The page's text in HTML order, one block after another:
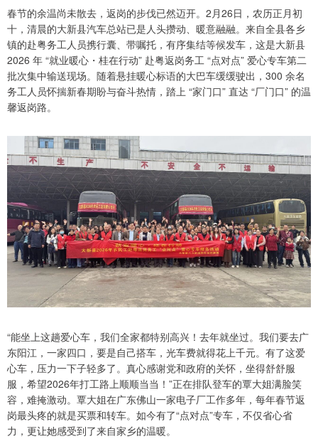
春节的余温尚未散去，返岗的步伐已然迈开。2月26日，农历正月初
十，清晨的大新县汽车总站已是人头攒动、暖意融融。来自全县各乡
镇的赴粤务工人员携行囊、带嘱托，有序集结等候发车，这是大新县
2026 年 “就业暖心・桂在行动” 赴粤返岗务工 “点对点” 爱心专车第二
批次集中输送现场。随着悬挂暖心标语的大巴车缓缓驶出，300 余名
务工人员怀揣新春期盼与奋斗热情，踏上 “家门口” 直达 “厂门口” 的温
馨返岗路。
“能坐上这趟爱心车，我们全家都特别高兴！去年就坐过。我们要去广
东阳江，一家四口，要是自己搭车，光车费就得花上千元。有了这爱
心车，压力一下子轻多了。真心感谢党和政府的关怀，坐得舒舒服
服，希望2026年打工路上顺顺当当！”正在排队登车的覃大姐满脸笑
容，难掩激动。覃大姐在广东佛山一家电子厂工作多年，每年春节返
岗最头疼的就是买票和转车。如今有了“点对点”专车，不仅省心省
力，更让她感受到了来自家乡的温暖。